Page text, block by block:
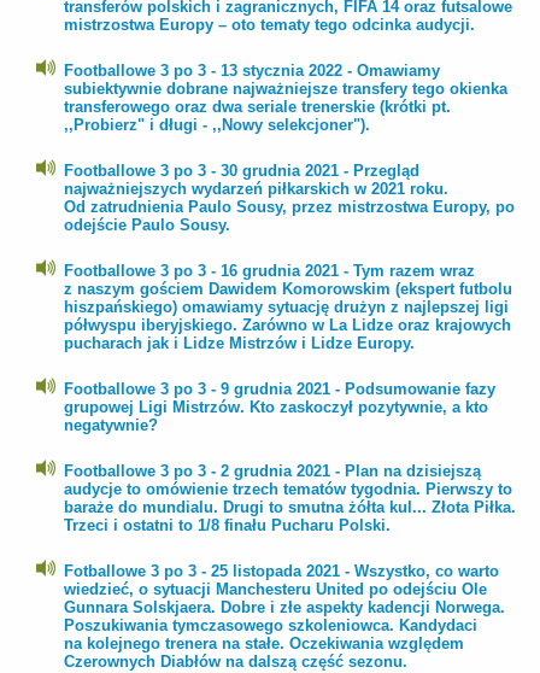
transferów polskich i zagranicznych, FIFA 14 oraz futsalowe
mistrzostwa Europy – oto tematy tego odcinka audycji.
Footballowe 3 po 3 - 13 stycznia 2022 - Omawiamy
subiektywnie dobrane najważniejsze transfery tego okienka
transferowego oraz dwa seriale trenerskie (krótki pt.
,,Probierz" i długi - ,,Nowy selekcjoner").
Footballowe 3 po 3 - 30 grudnia 2021 - Przegląd
najważniejszych wydarzeń piłkarskich w 2021 roku.
Od zatrudnienia Paulo Sousy, przez mistrzostwa Europy, po
odejście Paulo Sousy.
Footballowe 3 po 3 - 16 grudnia 2021 - Tym razem wraz
z naszym gościem Dawidem Komorowskim (ekspert futbolu
hiszpańskiego) omawiamy sytuację drużyn z najlepszej ligi
półwyspu iberyjskiego. Zarówno w La Lidze oraz krajowych
pucharach jak i Lidze Mistrzów i Lidze Europy.
Footballowe 3 po 3 - 9 grudnia 2021 - Podsumowanie fazy
grupowej Ligi Mistrzów. Kto zaskoczył pozytywnie, a kto
negatywnie?
Footballowe 3 po 3 - 2 grudnia 2021 - Plan na dzisiejszą
audycje to omówienie trzech tematów tygodnia. Pierwszy to
baraże do mundialu. Drugi to smutna żółta kul... Złota Piłka.
Trzeci i ostatni to 1/8 finału Pucharu Polski.
Fotballowe 3 po 3 - 25 listopada 2021 - Wszystko, co warto
wiedzieć, o sytuacji Manchesteru United po odejściu Ole
Gunnara Solskjaera. Dobre i złe aspekty kadencji Norwega.
Poszukiwania tymczasowego szkoleniowca. Kandydaci
na kolejnego trenera na stałe. Oczekiwania względem
Czerownych Diabłów na dalszą część sezonu.